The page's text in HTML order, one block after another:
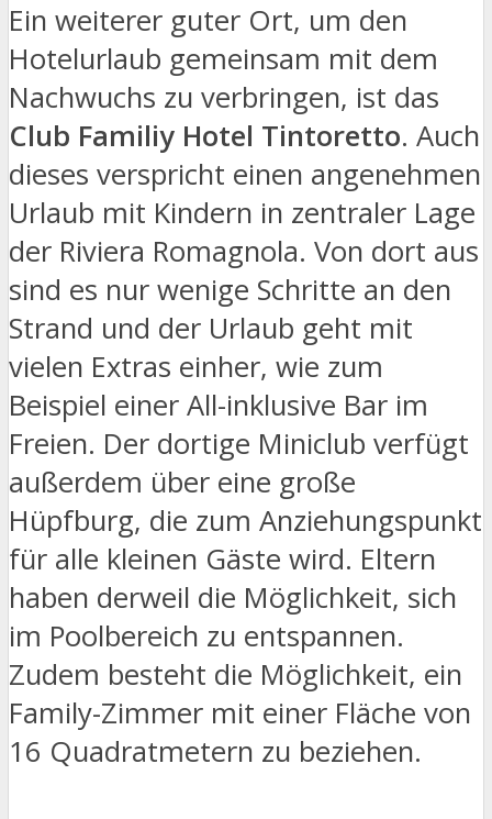
Ein weiterer guter Ort, um den
Hotelurlaub gemeinsam mit dem
Nachwuchs zu verbringen, ist das
Club Familiy Hotel Tintoretto. Auch
dieses verspricht einen angenehmen
Urlaub mit Kindern in zentraler Lage
der Riviera Romagnola. Von dort aus
sind es nur wenige Schritte an den
Strand und der Urlaub geht mit
vielen Extras einher, wie zum
Beispiel einer All-inklusive Bar im
Freien. Der dortige Miniclub verfügt
außerdem über eine große
Hüpfburg, die zum Anziehungspunkt
für alle kleinen Gäste wird. Eltern
haben derweil die Möglichkeit, sich
im Poolbereich zu entspannen.
Zudem besteht die Möglichkeit, ein
Family-Zimmer mit einer Fläche von
16 Quadratmetern zu beziehen.